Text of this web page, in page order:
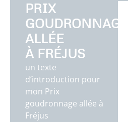
PRIX
GOUDRONNAGE
ALLÉE
À FRÉJUS
un texte
d’introduction pour
mon Prix
goudronnage allée à
Fréjus